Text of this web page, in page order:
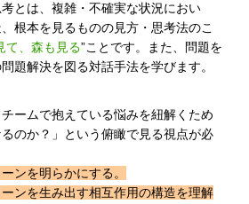
とは、複雑・不確実な状況におい
根本を見るものの見方・思考法のこ
て、森も見る”ことです。また、問題を
題解決を図る対話手法を学びます。
ームで抱えている悩みを紐解くため
のか？」という俯瞰で見る視点が必
ンを明らかにする。
ーンを生み出す相互作用の構造を理解